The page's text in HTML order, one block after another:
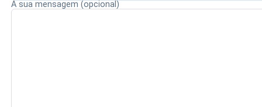
A sua mensagem (opcional)